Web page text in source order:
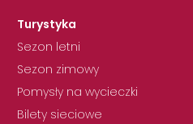
Turystyka
Sezon letni
Sezon zimowy
Pomysły na wycieczki
Bilety sieciowe